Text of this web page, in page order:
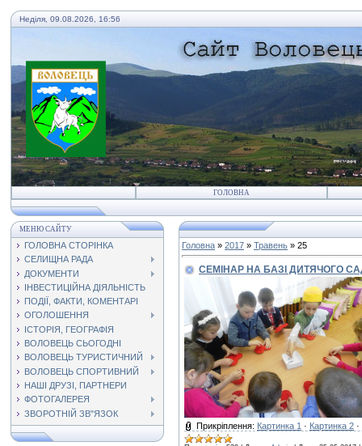
Неділя, 09.08.2026, 16:56
ГОЛОВНА
МЕНЮ САЙТУ
ГОЛОВНА СТОРІНКА
СЕЛИЩНА РАДА
ДОКУМЕНТИ
ІНВЕСТИЦІЙНА ДІЯЛЬНІСТЬ
ПОДІЇ, ФАКТИ, КОМЕНТАРІ
ОГОЛОШЕННЯ
ІСТОРІЯ, ГЕОГРАФІЯ
ВОЛОВЕЦЬ СЬОГОДНІ
ВОЛОВЕЦЬ ТУРИСТИЧНИЙ
ВОЛОВЕЦЬ СПОРТИВНИЙ
НАШІ ДРУЗІ, ПАРТНЕРИ
ФОТОГАЛЕРЕЯ
ЗВОРОТНІЙ ЗВ"ЯЗОК
Головна » 2017 » Травень » 25
СЕМІНАР НА БАЗІ ДИТЯЧОГО
Прикріплення: Картинка 1 · Картинка 2 ·